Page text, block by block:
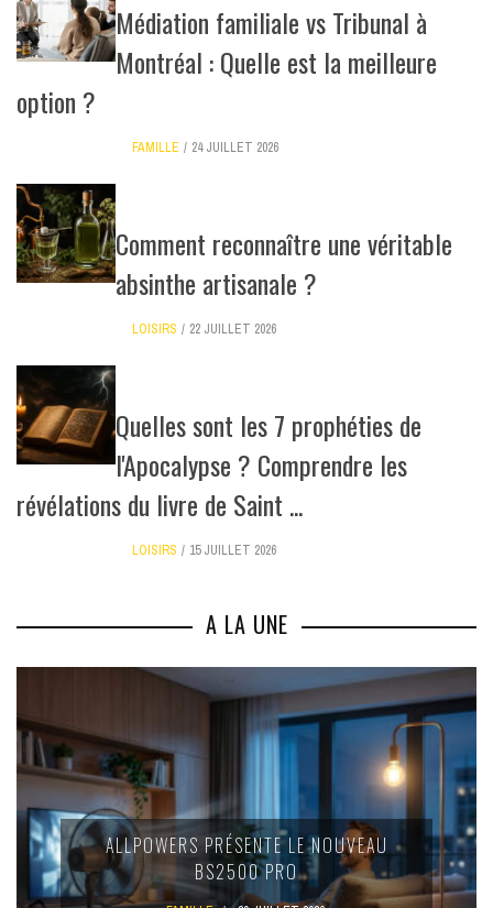
Médiation familiale vs Tribunal à
Montréal : Quelle est la meilleure
option ?
FAMILLE 24 JUILLET 2026
Comment reconnaître une véritable
absinthe artisanale ?
LOISIRS 22 JUILLET 2026
Quelles sont les 7 prophéties de
l'Apocalypse ? Comprendre les
révélations du livre de Saint ...
LOISIRS 15 JUILLET 2026
A LA UNE
ALLPOWERS PRÉSENTE LE NOUVEAU
BS2500 PRO